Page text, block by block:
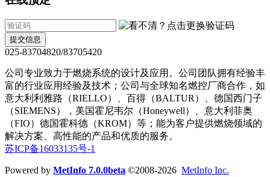
提交信息
025-83704820/83705420
公司专业致力于燃烧系统的设计及应用。公司团队拥有经验丰
富的行业应用经验及技术；公司与全球知名燃控厂商合作，如
意大利利雅路（RIELLO）、百得（BALTUR）、德国西门子
（SIEMENS），美国霍尼韦尔（Honeywell）、意大利菲奥
（FIO）德国霍科德（KROM）等；能为客户提供燃烧领域的
解决方案、高性能的产品和优质的服务。
苏ICP备16033135号-1
Powered by MetInfo 7.0.0beta ©2008-2026 MetInfo Inc.